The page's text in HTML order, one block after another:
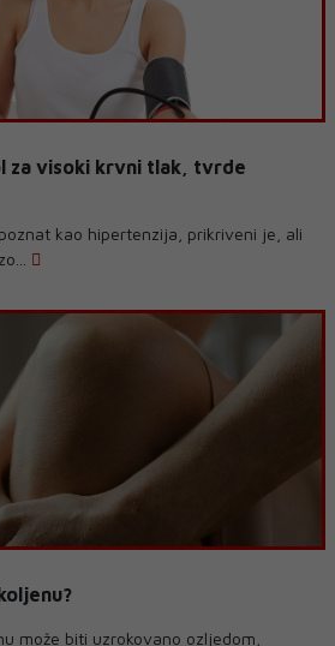
za visoki krvni tlak, tvrde
kao hipertenzija, prikriveni je, ali
može biti uzrokovano ozljedom,